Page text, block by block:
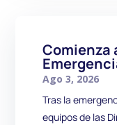
Comienza
Ago 3, 2026
Tras la
equipos de las